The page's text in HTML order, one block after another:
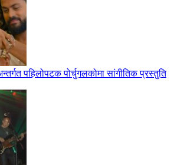
पहिलोपटक पोर्चुगलकोमा सांगीतिक प्रस्तुति